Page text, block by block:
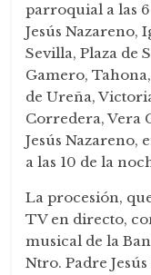
parroquial a las
Jesús Nazareno,
Sevilla, Plaza de
Gamero,
de Ureña,
Corredera, Vera
Jesús Nazareno,
a las 10 de la
La procesión,
TV en directo,
musical de la
Ntro. Padre